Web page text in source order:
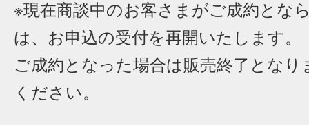
※現在商談中のお客さまがご成約とな
は、お申込の受付を再開いたします。
ご成約となった場合は販売終了となり
ください。